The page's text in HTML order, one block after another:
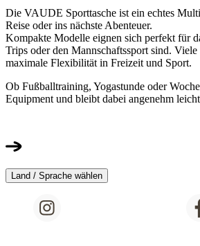
Die VAUDE Sporttasche ist ein echtes
Reise oder ins nächste Abenteuer.
Kompakte Modelle eignen sich perfekt für
Trips oder den Mannschaftssport sind.
maximale Flexibilität in Freizeit und Sport.
Ob Fußballtraining, Yogastunde oder
Equipment und bleibt dabei angenehm
Land / Sprache wählen